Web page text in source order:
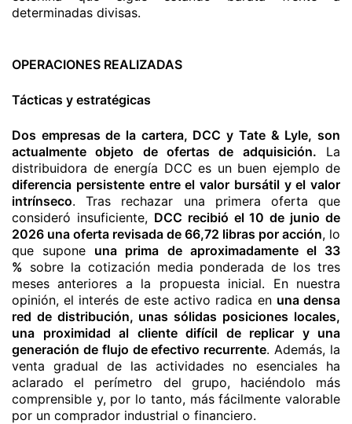
determinadas divisas.
OPERACIONES REALIZADAS
Tácticas y estratégicas
Dos empresas de la cartera, DCC y Tate & Lyle, son
actualmente objeto de ofertas de adquisición. La
distribuidora de energía DCC es un buen ejemplo de
diferencia persistente entre el valor bursátil y el valor
intrínseco. Tras rechazar una primera oferta que
consideró insuficiente, DCC recibió el 10 de junio de
2026 una oferta revisada de 66,72 libras por acción, lo
que supone una prima de aproximadamente el 33
% sobre la cotización media ponderada de los tres
meses anteriores a la propuesta inicial. En nuestra
opinión, el interés de este activo radica en una densa
red de distribución, unas sólidas posiciones locales,
una proximidad al cliente difícil de replicar y una
generación de flujo de efectivo recurrente. Además, la
venta gradual de las actividades no esenciales ha
aclarado el perímetro del grupo, haciéndolo más
comprensible y, por lo tanto, más fácilmente valorable
por un comprador industrial o financiero.